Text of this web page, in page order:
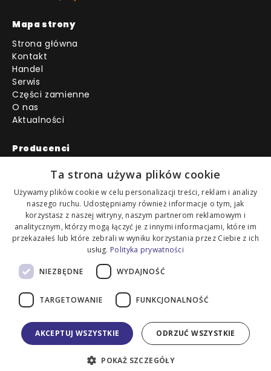
Mapa strony
Strona główna
Kontakt
Handel
Serwis
Części zamienne
O nas
Aktualności
Producenci
BOBCAT
CANGINI
DOOSAN
HONDA
MONTABERT
SHELL
SIMEX
SUMITOMO
Created byveleo.pl
Ta strona używa plików cookie
Używamy plików cookie w celu personalizacji treści, reklam i analizy
naszego ruchu. Udostępniamy również informacje o tym, jak
korzystasz z naszej witryny, naszym partnerom reklamowym i
analitycznym, którzy mogą łączyć je z innymi informacjami, które im
przekazałeś lub które zebrali w wyniku korzystania przez Ciebie z ich
usług. Polityka prywatności
NIEZBĘDNE WYDAJNOŚĆ
TARGETOWANIE FUNKCJONALNOŚĆ
AKCEPTUJ WSZYSTKIE ODRZUĆ WSZYSTKIE
POKAŻ SZCZEGÓŁY